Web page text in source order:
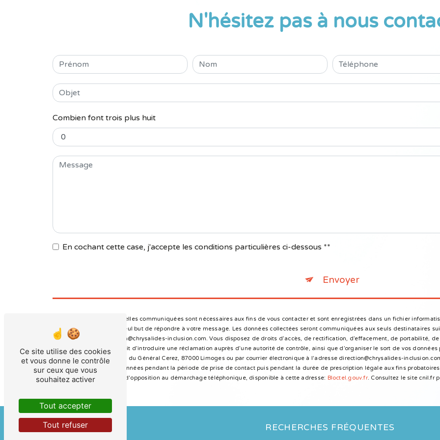
N'hésitez pas à nous
Combien font trois plus huit
En cochant cette case, j'accepte les conditions particulières ci-dessous **
Envoyer
** Les données personnelles communiquées sont nécessaires aux fins de vous contacter et sont enregistrées dans un fichier
sous-traitants dans le seul but de répondre à votre message. Les données collectées seront communiquées aux seuls destinataires
87000 Limoges direction@chrysalides-inclusion.com. Vous disposez de droits d’accès, de rectification, d’effacement, de portabilité,
à tout moment et du droit d’introduire une réclamation auprès d’une autorité de contrôle, ainsi que d’organiser le sort de vos
postale à l'adresse 4 rue du Général Cerez, 87000 Limoges ou par courrier électronique à l'adresse direction@chrysalides-
Nous conservons vos données pendant la période de prise de contact puis pendant la durée de prescription légale aux fins
vous inscrire sur la liste d'opposition au démarchage téléphonique, disponible à cette adresse: Bloctel.gouv.fr. Consultez le site cnil.fr
RECHERCHES FRÉQUENTES
Ce site utilise des cookies
et vous donne le contrôle
sur ceux que vous
souhaitez activer
Tout accepter
Tout refuser